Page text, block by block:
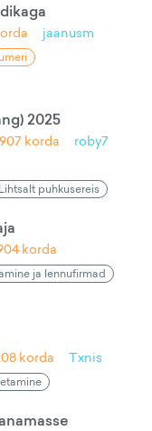
jaanusm
2025
907 korda roby7
Lihtsalt puhkusereis
korda
ja lennufirmad
korda Txnis